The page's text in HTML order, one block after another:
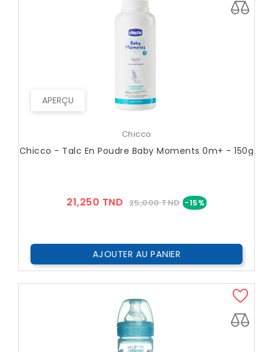
APERÇU
Chicco
Chicco - Talc En Poudre Baby Moments 0m+ - 150g
21,250 TND Prix
25,000 TND -15%Prix
AJOUTER AU PANIER